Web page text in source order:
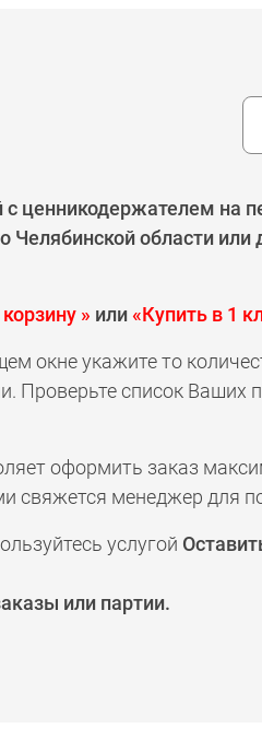
ценникодержателем на
области
» или«Купить в 1
окне укажите то
Проверьте список Ваших
оформить заказ
свяжется менеджер для
услугой
или партии.